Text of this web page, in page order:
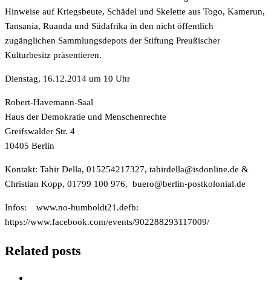
Hinweise auf Kriegsbeute, Schädel und Skelette aus Togo, Kamerun,
Tansania, Ruanda und Südafrika in den nicht öffentlich
zugänglichen Sammlungsdepots der Stiftung Preußischer
Kulturbesitz präsentieren.
Dienstag, 16.12.2014 um 10 Uhr
Robert-Havemann-Saal
Haus der Demokratie und Menschenrechte
Greifswalder Str. 4
10405 Berlin
Kontakt: Tahir Della, 015254217327, ed.enilnodsi@alledrihat &
Christian Kopp, 01799 100 976, ed.lainoloktsop-nilreb@oreub
Infos: www.no-humboldt21.defb:
https://www.facebook.com/events/902288293117009/
Related posts